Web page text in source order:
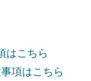
はこちら
項はこちら